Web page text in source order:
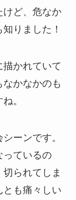
けど、危なか
りました！
かれていて
かなかのも
。
ーンです。
っているの
られてしま
とも痛々しい